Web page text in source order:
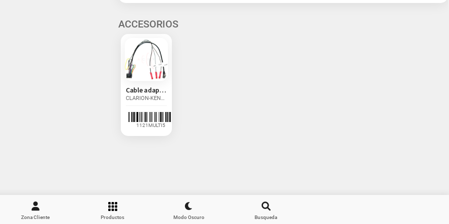
ACCESORIOS
Cable adaptador Multimarca
CLARION-KENWOOD-LG-PANASONIC-PIONEER-PIONEER (TYPE...
1121MULTI5
Zona Cliente Productos Modo Oscuro Busqueda